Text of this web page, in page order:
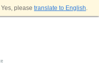
Yes, please translate to English.